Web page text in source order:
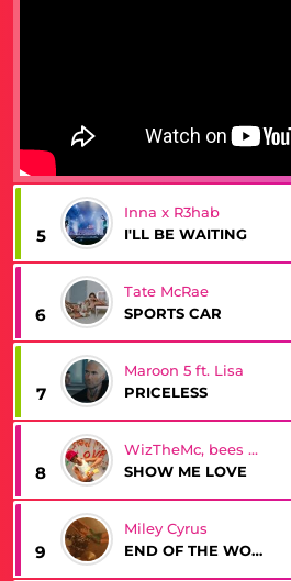
5
Inna x R3hab
I'LL BE WAITING
6
Tate McRae
SPORTS CAR
7
Maroon 5 ft. Lisa
PRICELESS
8
WizTheMc, bees & honey
SHOW ME LOVE
9
Miley Cyrus
END OF THE WORLD